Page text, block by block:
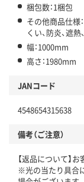
梱包数：1梱包
その他商品仕様
くい、防炎、遮
幅：1000mm
高さ：1980mm
JANコード
4548654315638
備考（ご注意）
【返品について】
※光の当たり具合